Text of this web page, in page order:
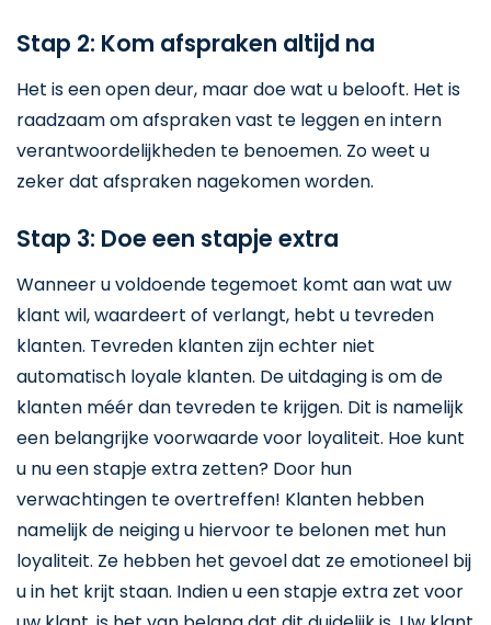
Stap 2: Kom afspraken altijd na
Het is een open deur, maar doe wat u belooft. Het is
raadzaam om afspraken vast te leggen en intern
verantwoordelijkheden te benoemen. Zo weet u
zeker dat afspraken nagekomen worden.
Stap 3: Doe een stapje extra
Wanneer u voldoende tegemoet komt aan wat uw
klant wil, waardeert of verlangt, hebt u tevreden
klanten. Tevreden klanten zijn echter niet
automatisch loyale klanten. De uitdaging is om de
klanten méér dan tevreden te krijgen. Dit is namelijk
een belangrijke voorwaarde voor loyaliteit. Hoe kunt
u nu een stapje extra zetten? Door hun
verwachtingen te overtreffen! Klanten hebben
namelijk de neiging u hiervoor te belonen met hun
loyaliteit. Ze hebben het gevoel dat ze emotioneel bij
u in het krijt staan. Indien u een stapje extra zet voor